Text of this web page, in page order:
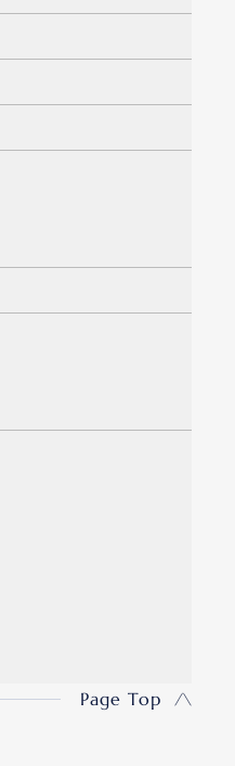
Page Top